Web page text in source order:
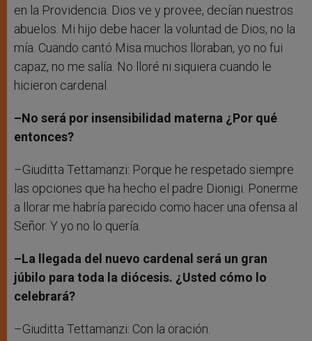
en la Providencia. Dios ve y provee, decían nuestros
abuelos. Mi hijo debe hacer la voluntad de Dios, no la
mía. Cuando cantó Misa muchos lloraban, yo no fui
capaz, no me salía. No lloré ni siquiera cuando le
hicieron cardenal.
–No será por insensibilidad materna ¿Por qué
entonces?
–Giuditta Tettamanzi: Porque he respetado siempre
las opciones que ha hecho el padre Dionigi. Ponerme
a llorar me habría parecido como hacer una ofensa al
Señor. Y yo no lo quería.
–La llegada del nuevo cardenal será un gran
júbilo para toda la diócesis. ¿Usted cómo lo
celebrará?
–Giuditta Tettamanzi: Con la oración.